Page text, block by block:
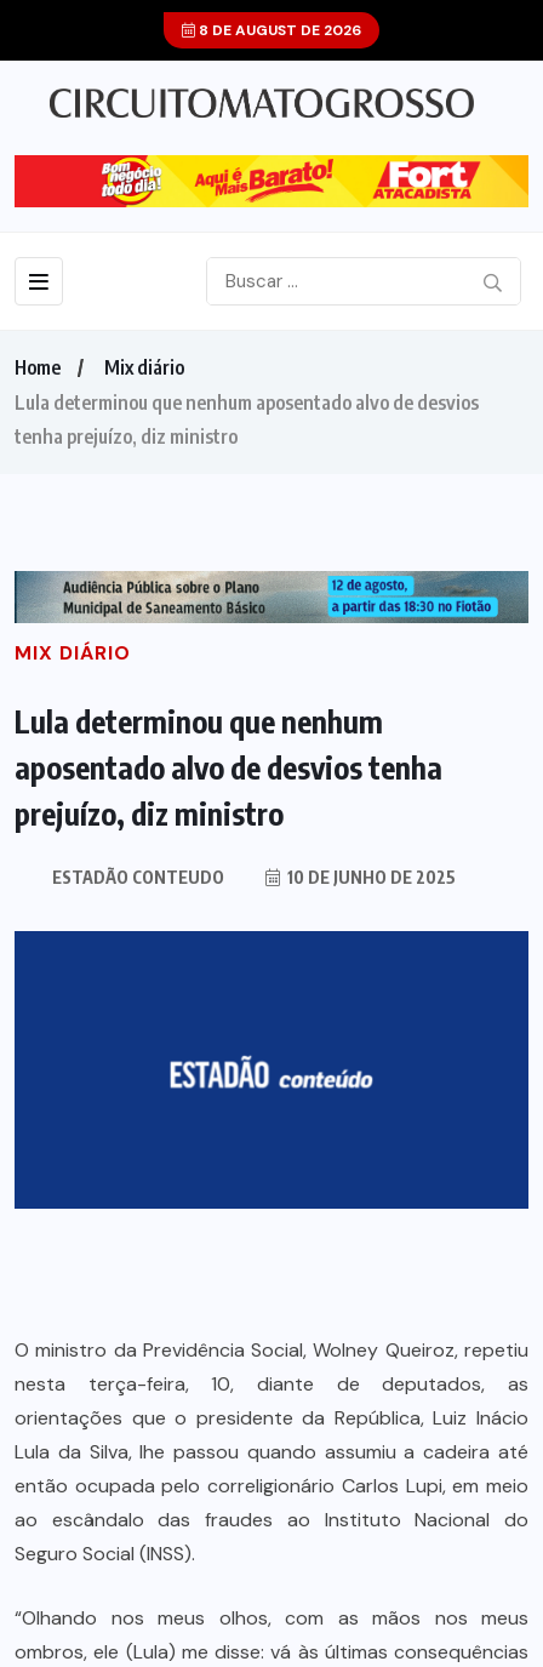
8 DE AUGUST DE 2026
Home
Mix diário
Lula determinou que nenhum aposentado alvo de desvios
tenha prejuízo, diz ministro
MIX DIÁRIO
Lula determinou que nenhum
aposentado alvo de desvios tenha
prejuízo, diz ministro
ESTADÃO CONTEUDO 10 DE JUNHO DE 2025
O ministro da Previdência Social, Wolney Queiroz, repetiu
nesta terça-feira, 10, diante de deputados, as
orientações que o presidente da República, Luiz Inácio
Lula da Silva, lhe passou quando assumiu a cadeira até
então ocupada pelo correligionário Carlos Lupi, em meio
ao escândalo das fraudes ao Instituto Nacional do
Seguro Social (INSS).
“Olhando nos meus olhos, com as mãos nos meus
ombros, ele (Lula) me disse: vá às últimas consequências